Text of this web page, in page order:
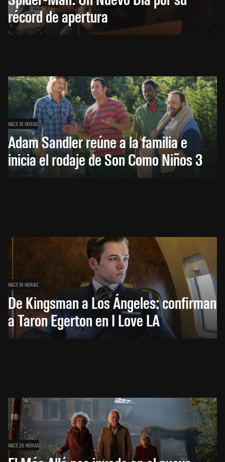
récord de apertura
HACE 19 HORAS
Adam Sandler reúne a la familia e
inicia el rodaje de Son Como Niños 3
HACE 19 HORAS
De Kingsman a Los Ángeles: confirman
a Taron Egerton en I Love LA
HACE 20 HORAS